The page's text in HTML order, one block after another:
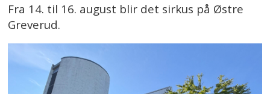
Fra 14. til 16. august blir det sirkus på Østre
Greverud.